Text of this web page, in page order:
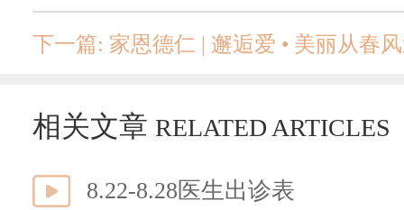
下一篇: 家恩德仁 | 邂逅爱 • 美丽从春
相关文章 RELATED ARTICLES
8.22-8.28医生出诊表